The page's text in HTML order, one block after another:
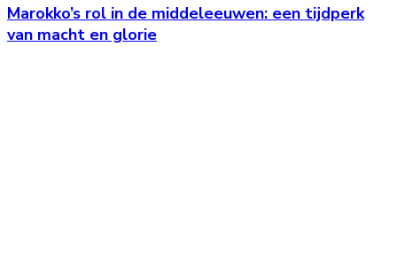
Marokko’s rol in de middeleeuwen: een tijdperk
van macht en glorie